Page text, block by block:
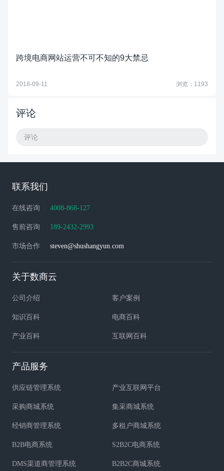
跨境电商网站运营不可不知的9大禁忌
2018-09-11 浏览：1193
评论
评论
联系我们
在线咨询 4008-868-127
售前咨询 189-2432-2993
市场合作 steven@shushangyun.com
关于数商云
公司介绍 客户案例
知识百科 电商百科
产业百科 互联网百科
产品服务
供应链管理系统 产业互联网平台
采购商城系统 集采商城系统
经销商管理系统 多租户商城系统
B2B电商系统 S2B2C电商系统
DMS渠道商管理系统 B2B2C商城系统